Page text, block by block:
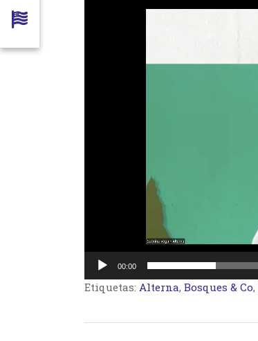
00:00
Etiquetas: Alterna, Bosques & Co,